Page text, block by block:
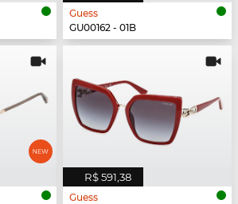
Guess
GU00162 - 01B
R$ 591,38
Guess